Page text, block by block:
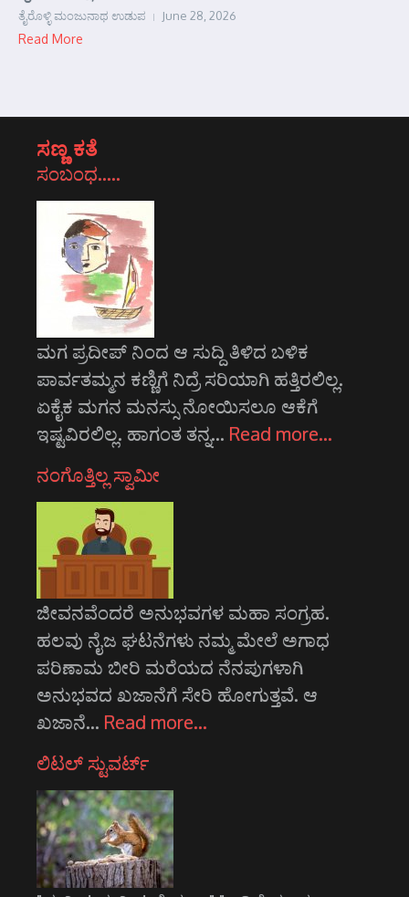
ತೈರೊಳ್ಳಿ ಮಂಜುನಾಥ ಉಡುಪ June 28, 2026
Read More
ಸಣ್ಣ ಕತೆ
ಸಂಬಂಧ…..
ಮಗ ಪ್ರದೀಪ್ ನಿಂದ ಆ ಸುದ್ದಿ ತಿಳಿದ ಬಳಿಕ
ಪಾರ್ವತಮ್ಮನ ಕಣ್ಣಿಗೆ ನಿದ್ರೆ ಸರಿಯಾಗಿ ಹತ್ತಿರಲಿಲ್ಲ.
ಏಕೈಕ ಮಗನ ಮನಸ್ಸು ನೋಯಿಸಲೂ ಆಕೆಗೆ
ಇಷ್ಟವಿರಲಿಲ್ಲ. ಹಾಗಂತ ತನ್ನ… Read more…
ನಂಗೊತ್ತಿಲ್ಲ ಸ್ವಾಮೀ
ಜೀವನವೆಂದರೆ ಅನುಭವಗಳ ಮಹಾ ಸಂಗ್ರಹ.
ಹಲವು ನೈಜ ಘಟನೆಗಳು ನಮ್ಮ ಮೇಲೆ ಅಗಾಧ
ಪರಿಣಾಮ ಬೀರಿ ಮರೆಯದ ನೆನಪುಗಳಾಗಿ
ಅನುಭವದ ಖಜಾನೆಗೆ ಸೇರಿ ಹೋಗುತ್ತವೆ. ಆ
ಖಜಾನೆ… Read more…
ಲಿಟಲ್ ಸ್ಟುವರ್ಟ್